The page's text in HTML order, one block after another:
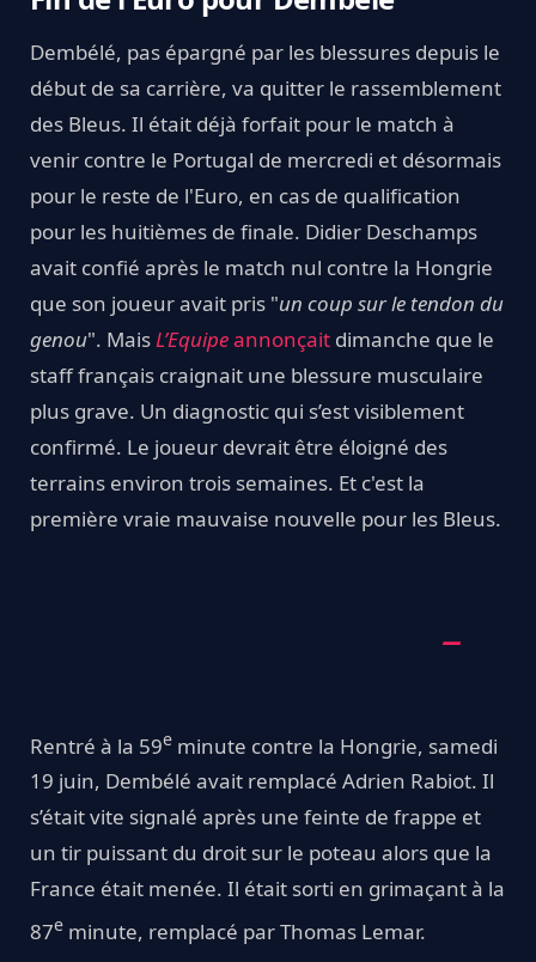
Dembélé, pas épargné par les blessures depuis le
début de sa carrière, va quitter le rassemblement
des Bleus. Il était déjà forfait pour le match à
venir contre le Portugal de mercredi et désormais
pour le reste de l'Euro, en cas de qualification
pour les huitièmes de finale. Didier Deschamps
avait confié après le match nul contre la Hongrie
que son joueur avait pris "un coup sur le tendon du
genou". Mais L’Equipeannonçait dimanche que le
staff français craignait une blessure musculaire
plus grave. Un diagnostic qui s’est visiblement
confirmé. Le joueur devrait être éloigné des
terrains environ trois semaines. Et c'est la
première vraie mauvaise nouvelle pour les Bleus.
Rentré à la 59e minute contre la Hongrie, samedi
19 juin, Dembélé avait remplacé Adrien Rabiot. Il
s’était vite signalé après une feinte de frappe et
un tir puissant du droit sur le poteau alors que la
France était menée. Il était sorti en grimaçant à la
87e minute, remplacé par Thomas Lemar.